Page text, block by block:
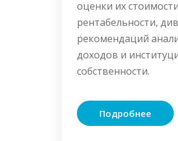
оценки их
рентабельности,
рекомендаций
доходов и
собственности.
Подробнее